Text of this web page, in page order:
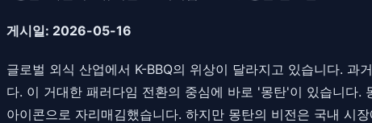
게시일: 2026-05-16
글로벌 외식 산업에서 K-BBQ의 위상이 달라지고 있습니다.
다. 이 거대한 패러다임 전환의 중심에 바로 '몽탄'이 있습니다.
아이콘으로 자리매김했습니다. 하지만 몽탄의 비전은 국내 시